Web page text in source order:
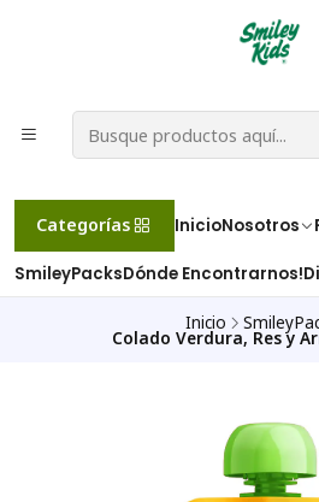
Categorías InicioNosotros
SmileyPacksDónde Encontrarnos!
Inicio
Colado Verdura, Res y